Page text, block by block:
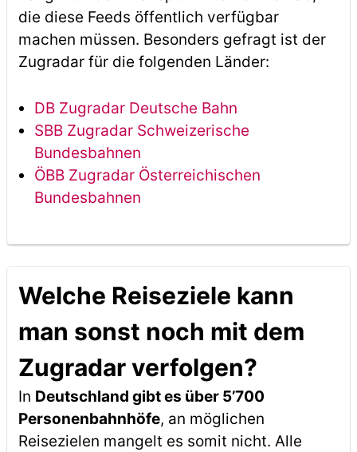
die diese Feeds öffentlich verfügbar
machen müssen. Besonders gefragt ist der
Zugradar für die folgenden Länder:
DB Zugradar Deutsche Bahn
SBB Zugradar Schweizerische
Bundesbahnen
ÖBB Zugradar Österreichischen
Bundesbahnen
Welche Reiseziele kann
man sonst noch mit dem
Zugradar verfolgen?
In Deutschland gibt es über 5’700
Personenbahnhöfe, an möglichen
Reisezielen mangelt es somit nicht. Alle